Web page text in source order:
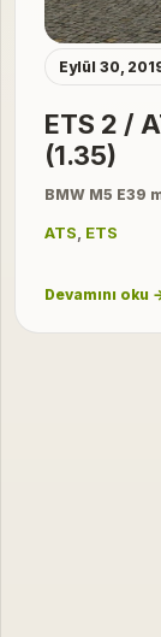
Eylül 30,
ETS 2 /
(1.35)
BMW M5 E39
ATS, ETS
Devamını oku